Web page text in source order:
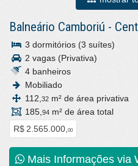
Balneário Camboriú -
3 dormitórios (3 suítes)
2 vagas (Privativa)
4 banheiros
Mobiliado
112, 32 m² de área privativa
185, 94 m² de área total
R$ 2.565.000, 00
Mais Informações via